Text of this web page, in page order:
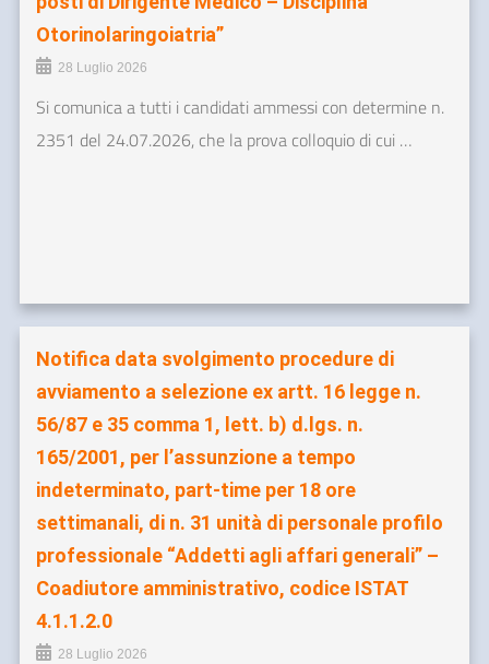
Otorinolaringoiatria”
28 Luglio 2026
Si comunica a tutti i candidati ammessi con determine n.
2351 del 24.07.2026, che la prova colloquio di cui …
Notifica data svolgimento procedure di
avviamento a selezione ex artt. 16 legge n.
56/87 e 35 comma 1, lett. b) d.lgs. n.
165/2001, per l’assunzione a tempo
indeterminato, part-time per 18 ore
settimanali, di n. 31 unità di personale profilo
professionale “Addetti agli affari generali” –
Coadiutore amministrativo, codice ISTAT
4.1.1.2.0
28 Luglio 2026